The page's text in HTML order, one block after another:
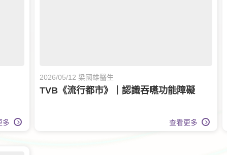
多
2026/05/12 梁國雄醫生
TVB《流行都市》｜認識吞嚥功能障礙
查看更多